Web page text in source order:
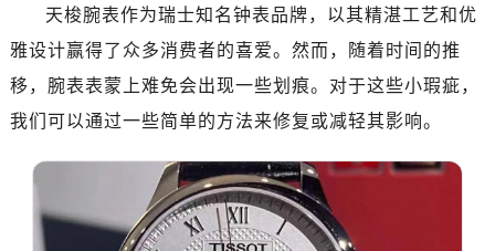
天梭腕表作为瑞士知名钟表品牌，以其精湛工艺和优
雅设计赢得了众多消费者的喜爱。然而，随着时间的推
移，腕表表蒙上难免会出现一些划痕。对于这些小瑕疵，
我们可以通过一些简单的方法来修复或减轻其影响。